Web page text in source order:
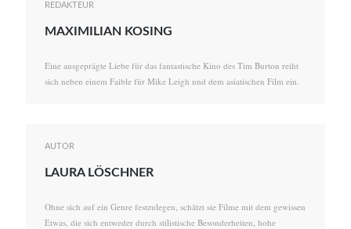
REDAKTEUR
MAXIMILIAN KOSING
Eine ausgeprägte Liebe für das fantastische Kino des Tim Burton reiht
sich neben einem Faible für Mike Leigh und dem asiatischen Film ein.
AUTOR
LAURA LÖSCHNER
Ohne sich auf ein Genre festzulegen, schätzt sie Filme mit dem gewissen
Etwas, die sich entweder durch stilistische Besonderheiten, hohe